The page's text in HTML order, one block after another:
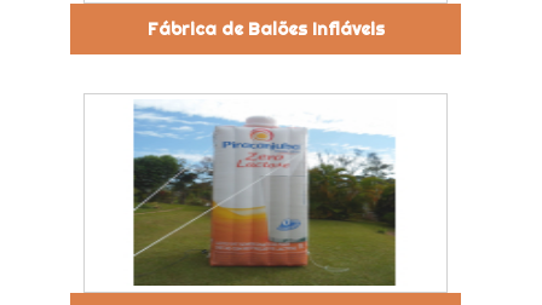
Fábrica de Balões Infláveis